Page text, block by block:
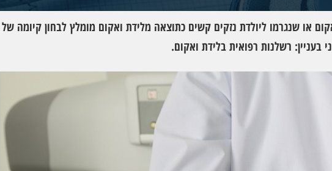
או שנגרמו ליולדת נזקים קשים כתוצאה מלידת ואקום מומלץ לבחון קיומה
רשלנות רפואית בלידת ואקום.